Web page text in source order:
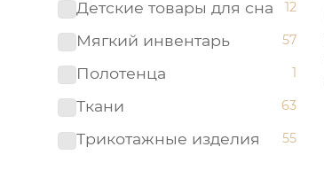
Детские товары для сна 12
Мягкий инвентарь 57
Полотенца 1
Ткани 63
Трикотажные изделия 55